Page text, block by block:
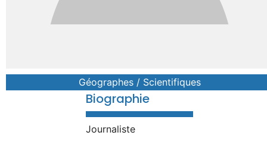
Géographes / Scientifiques
Biographie
Journaliste